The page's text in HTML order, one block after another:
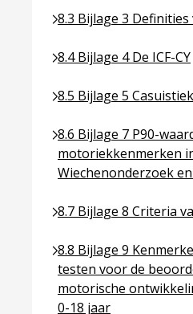
8.3 Bijlage 3 Definities
Ga naar pagina over
8.4 Bijlage 4 De ICF-CY
Ga naar pagina over 8.4
8.5 Bijlage 5 Casuistiek
Ga naar pagina over
8.6 Bijlage 7 P90-
motoriekkenmerken
Wiechenonderzoek
Ga naar pagina over
8.7 Bijlage 8 Criteria
Ga naar pagina over
8.8 Bijlage 9
testen voor de
motorische
0-18 jaar
Ga naar pagina over